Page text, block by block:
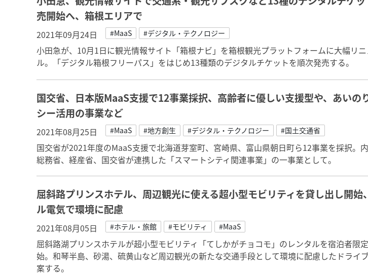
売開始へ、箱根エリアで
2021年09月24日 #MaaS #デジタル・テクノロジー
小田急が、10月1日に観光情報サイト「箱根ナビ」を箱根観光プラットフォームに大幅リ
ル。「デジタル箱根フリーパス」をはじめ13種類のデジタルチケットを順次発売する。
国交省、日本版MaaS支援で12事業採択、高齢者に優しい支援型や、あいの
シー活用の事業など
2021年08月25日 #MaaS #地方創生 #デジタル・テクノロジー #国土交通省
国交省が2021年度のMaaS支援で北海道芽室町、宮崎県、富山県朝日町ら12事業を採択。内
総務省、経産省、国交省が連携した「スマートシティ関連事業」の一事業として。
屈斜路プリンスホテル、周辺観光に使える超小型モビリティを貸し出し開始
ル電気で環境に配慮
2021年08月05日 #ホテル・旅館 #モビリティ #MaaS
屈斜路湖プリンスホテルが超小型モビリティ「てしかがチョコモ」のレンタルを宿泊者限
始。和琴半島、砂湯、硫黄山など周辺観光の新たな交通手段として環境に配慮したドライ
案する。